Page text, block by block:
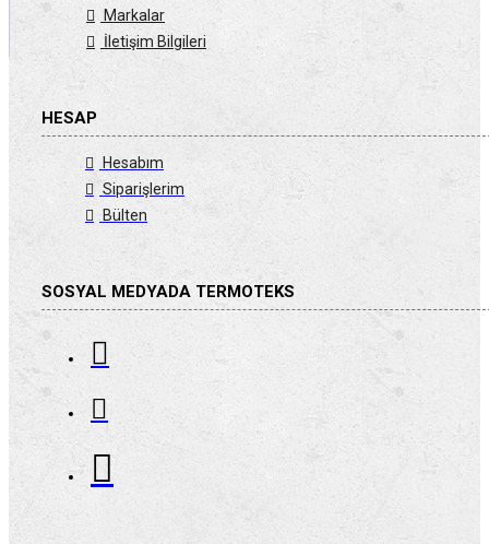
Markalar
İletişim Bilgileri
HESAP
Hesabım
Siparişlerim
Bülten
SOSYAL MEDYADA TERMOTEKS